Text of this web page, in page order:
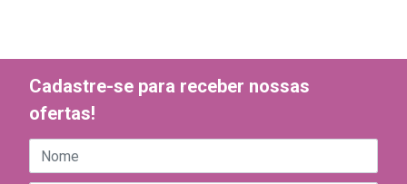
Cadastre-se para receber nossas
ofertas!